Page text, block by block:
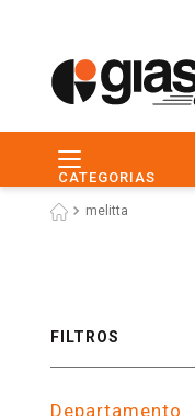
CATEGORIAS
melitta
FILTROS
Departamento